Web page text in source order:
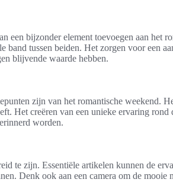
een bijzonder element toevoegen aan het
band tussen beiden. Het zorgen voor een
blijvende waarde hebben.
zijn van het romantische weekend.
Het creëren van een unieke ervaring rond
worden.
te zijn. Essentiële artikelen kunnen de
Denk ook aan een camera om de mooie